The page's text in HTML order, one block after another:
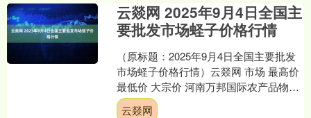
云燚网 2025年9月4日全国主
要批发市场蛏子价格行情
（原标题：2025年9月4日全国主要批发
市场蛏子价格行情）云燚网 市场 最高价
最低价 大宗价 河南万邦国际农产品物流
股份有限公司 30.00 24.00 27....
云燚网